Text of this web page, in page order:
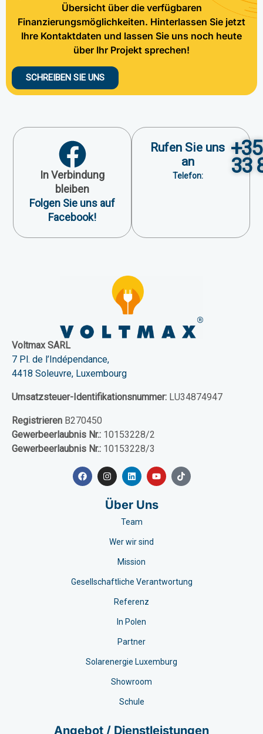
Übersicht über die verfügbaren
Finanzierungsmöglichkeiten. Hinterlassen Sie jetzt
Ihre Kontaktdaten und lassen Sie uns noch heute
über Ihr Projekt sprechen!
SCHREIBEN SIE UNS
In Verbindung
bleiben
Folgen Sie uns auf
Facebook!
Rufen Sie uns
an
Telefon: 33
Voltmax SARL
7 Pl. de l’Indépendance,
4418 Soleuvre, Luxembourg
Umsatzsteuer-Identifikationsnummer: LU34874947
Registrieren B270450
Gewerbeerlaubnis Nr.: 10153228/2
Gewerbeerlaubnis Nr.: 10153228/3
Über Uns
Team
Wer wir sind
Mission
Gesellschaftliche Verantwortung
Referenz
In Polen
Partner
Solarenergie Luxemburg
Showroom
Schule
Angebot / Dienstleistungen